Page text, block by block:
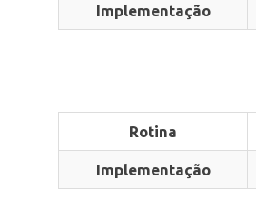
Implementação
Rotina
Implementação